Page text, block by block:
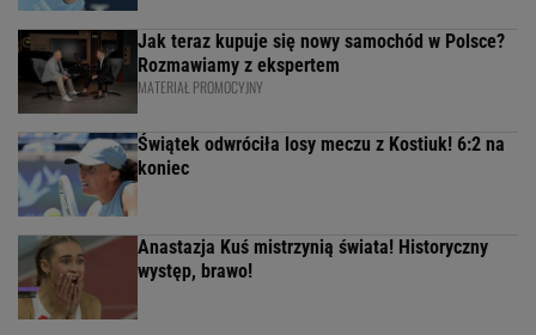
Jak teraz kupuje się nowy samochód w Polsce?
Rozmawiamy z ekspertem
MATERIAŁ PROMOCYJNY
Świątek odwróciła losy meczu z Kostiuk! 6:2 na
koniec
Anastazja Kuś mistrzynią świata! Historyczny
występ, brawo!